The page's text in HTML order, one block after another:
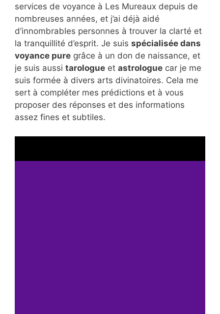
services de voyance à Les Mureaux depuis de
nombreuses années, et j’ai déjà aidé
d’innombrables personnes à trouver la clarté et
la tranquillité d’esprit. Je suis spécialisée dans
voyance pure grâce à un don de naissance, et
je suis aussi tarologue et astrologue car je me
suis formée à divers arts divinatoires. Cela me
sert à compléter mes prédictions et à vous
proposer des réponses et des informations
assez fines et subtiles.